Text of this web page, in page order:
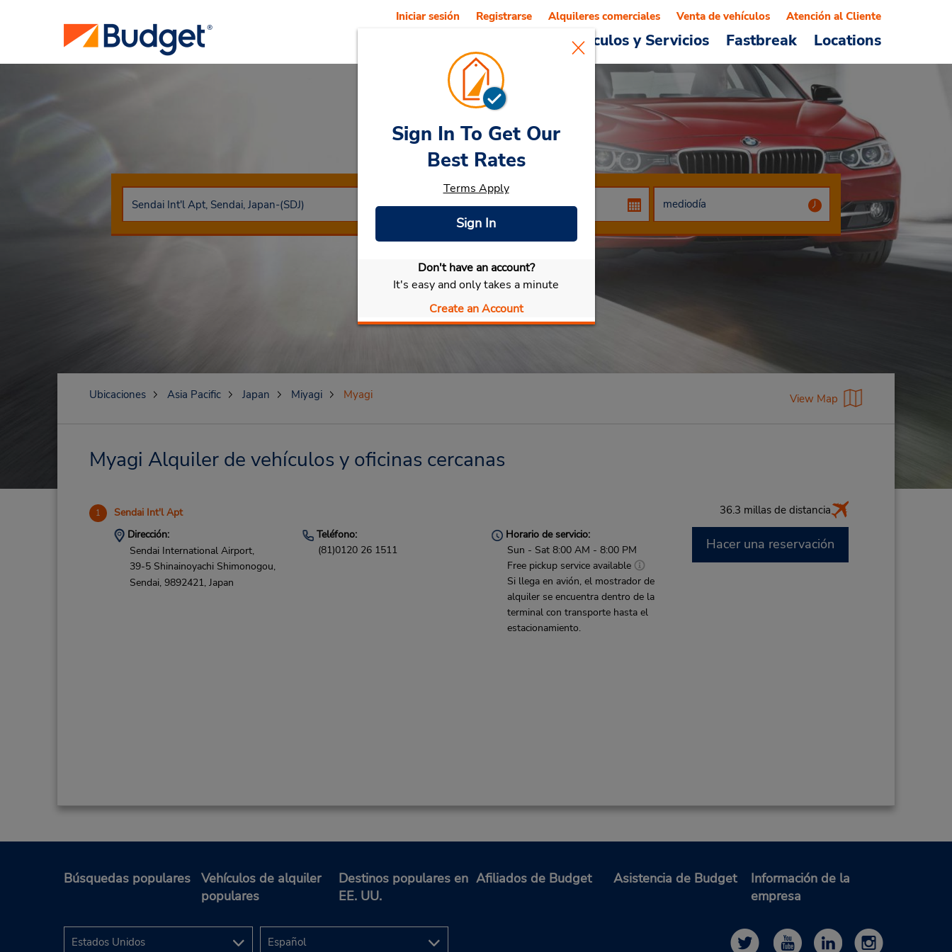
Vehículos y Servicios Fastbreak Locations
Iniciar sesión Registrarse Alquileres comerciales Venta de vehículos Atención al Cliente
Car RentalMyagi
Seleccionar mi vehículo
Sign In To Get Our
Best Rates
Terms Apply
Sign In
Don't have an account?
It's easy and only takes a minute
Create an Account
Ubicaciones Asia Pacific Japan Miyagi Myagi View Map
Myagi Alquiler de vehículos y oficinas cercanas
1 Sendai Int'l Apt 36.3 millas de distancia
Dirección:
Sendai International Airport,
39-5 Shinainoyachi Shimonogou,
Sendai, 9892421, Japan
Teléfono:
(81)0120 26 1511
Horario de servicio:
Sun - Sat 8:00 AM - 8:00 PM
Free pickup service available
Si llega en avión, el mostrador de
alquiler se encuentra dentro de la
terminal con transporte hasta el
estacionamiento.
Hacer una reservación
Búsquedas populares
Vehículos de alquiler
populares
Destinos populares en
EE. UU.
Afiliados de Budget Asistencia de Budget
Información de la
empresa